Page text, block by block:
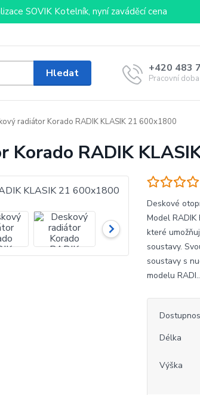
SOVIK Kotelník, nyní zaváděcí cena
Hledat +420 483
Pracovní
radiátor Korado RADIK KLASIK 21 600x1800
Korado RADIK
Deskové
Model RADIK
které
soustavy.
soustavy s
modelu
Délka
Výška